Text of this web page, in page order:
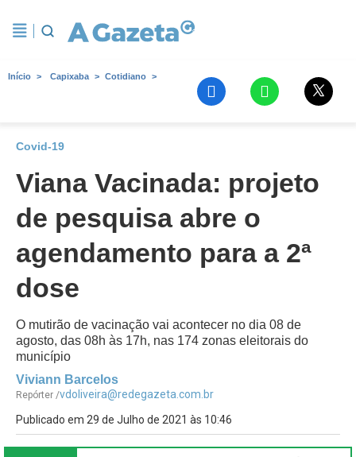
Início Capixaba Cotidiano
Covid-19
Viana Vacinada: projeto
de pesquisa abre o
agendamento para a 2ª
dose
O mutirão de vacinação vai acontecer no dia 08 de
agosto, das 08h às 17h, nas 174 zonas eleitorais do
município
Viviann Barcelos
Repórter /vdoliveira@redegazeta.com.br
Publicado em 29 de Julho de 2021 às 10:46